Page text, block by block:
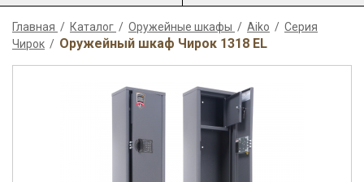
Главная / Каталог / Оружейные шкафы / Aiko / Серия
Чирок / Оружейный шкаф Чирок 1318 EL